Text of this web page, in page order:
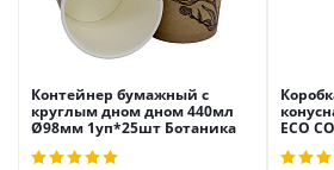
Контейнер бумажный с
круглым дном дном 440мл
Ø98мм 1уп*25шт Ботаника
ECO